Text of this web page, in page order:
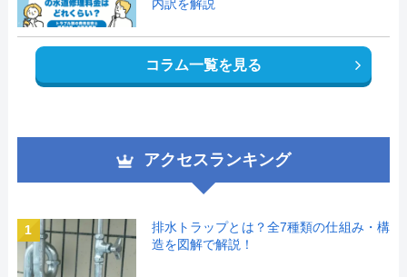
内訳を解説
コラム一覧を見る
アクセスランキング
1
排水トラップとは？全7種類の仕組み・構
造を図解で解説！